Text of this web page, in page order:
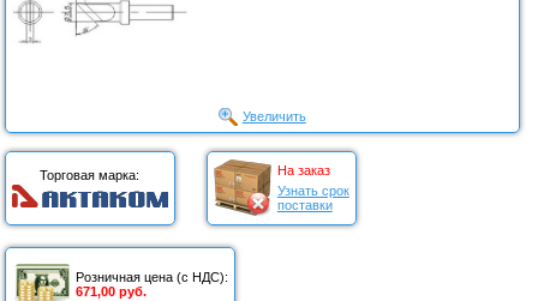
Увеличить
Торговая марка:
На заказ
Узнать срок
поставки
Розничная цена (с НДС):
671,00 руб.